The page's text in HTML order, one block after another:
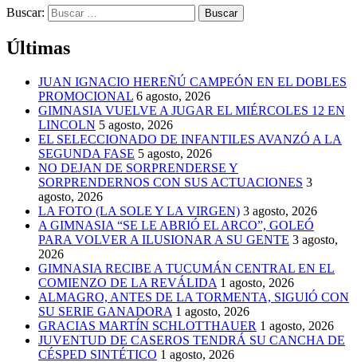
Buscar:
Últimas
JUAN IGNACIO HEREÑÚ CAMPEÓN EN EL DOBLES
PROMOCIONAL 6 agosto, 2026
GIMNASIA VUELVE A JUGAR EL MIÉRCOLES 12 EN
LINCOLN 5 agosto, 2026
EL SELECCIONADO DE INFANTILES AVANZÓ A LA
SEGUNDA FASE 5 agosto, 2026
NO DEJAN DE SORPRENDERSE Y
SORPRENDERNOS CON SUS ACTUACIONES 3
agosto, 2026
LA FOTO (LA SOLE Y LA VIRGEN) 3 agosto, 2026
A GIMNASIA “SE LE ABRIÓ EL ARCO”, GOLEÓ
PARA VOLVER A ILUSIONAR A SU GENTE 3 agosto,
2026
GIMNASIA RECIBE A TUCUMÁN CENTRAL EN EL
COMIENZO DE LA REVÁLIDA 1 agosto, 2026
ALMAGRO, ANTES DE LA TORMENTA, SIGUIÓ CON
SU SERIE GANADORA 1 agosto, 2026
GRACIAS MARTÍN SCHLOTTHAUER 1 agosto, 2026
JUVENTUD DE CASEROS TENDRÁ SU CANCHA DE
CÉSPED SINTÉTICO 1 agosto, 2026